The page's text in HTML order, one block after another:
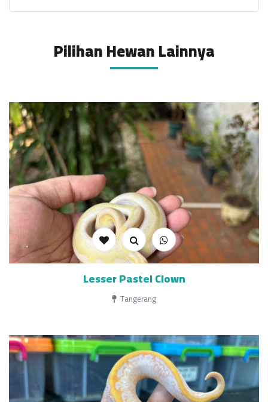
Pilihan Hewan Lainnya
Lesser Pastel Clown
Tangerang